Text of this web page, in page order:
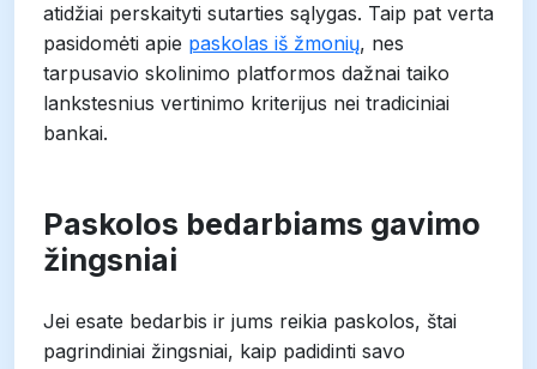
atidžiai perskaityti sutarties sąlygas. Taip pat verta
pasidomėti apie paskolas iš žmonių, nes
tarpusavio skolinimo platformos dažnai taiko
lankstesnius vertinimo kriterijus nei tradiciniai
bankai.
Paskolos bedarbiams gavimo
žingsniai
Jei esate bedarbis ir jums reikia paskolos, štai
pagrindiniai žingsniai, kaip padidinti savo